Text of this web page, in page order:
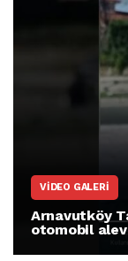
VIDEO GALERI
Arnavutköy
otomobil alev